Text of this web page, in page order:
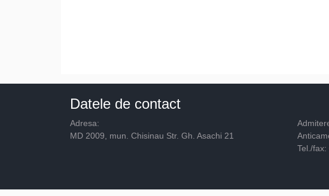
Datele de contact
Adresa:
MD 2009, mun. Chisinau Str. Gh. Asachi 21
Tel./